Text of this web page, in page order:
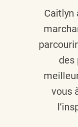
Caitlyn
des
vous